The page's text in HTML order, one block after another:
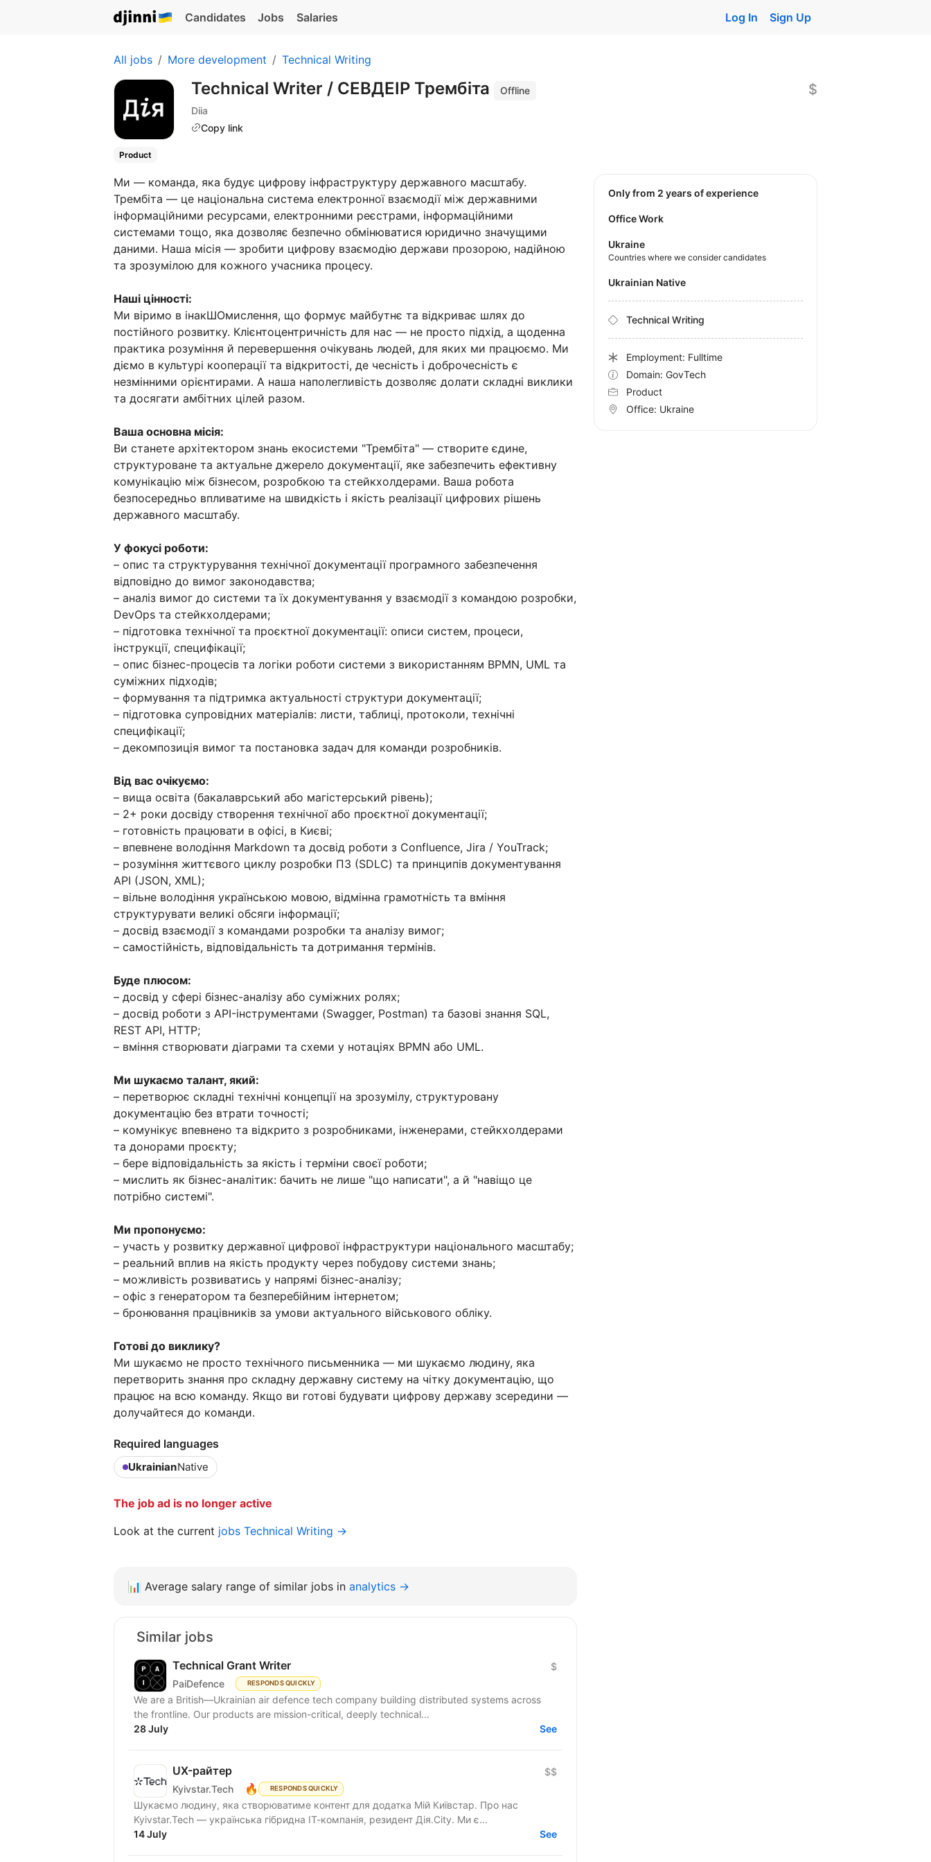
Candidates Jobs Salaries Log In Sign Up
All jobs More development Technical Writing
Technical Writer / СЕВДЕІР Трембіта
Offline
Diia
Copy link
$
Product
Ми — команда, яка будує цифрову інфраструктуру державного масштабу.
Трембіта — це національна система електронної взаємодії між державними
інформаційними ресурсами, електронними реєстрами, інформаційними
системами тощо, яка дозволяє безпечно обмінюватися юридично значущими
даними. Наша місія — зробити цифрову взаємодію держави прозорою, надійною
та зрозумілою для кожного учасника процесу.
Наші цінності:
Ми віримо в інакШОмислення, що формує майбутнє та відкриває шлях до
постійного розвитку. Клієнтоцентричність для нас — не просто підхід, а щоденна
практика розуміння й перевершення очікувань людей, для яких ми працюємо. Ми
діємо в культурі кооперації та відкритості, де чесність і доброчесність є
незмінними орієнтирами. А наша наполегливість дозволяє долати складні виклики
та досягати амбітних цілей разом.
Ваша основна місія:
Ви станете архітектором знань екосистеми "Трембіта" — створите єдине,
структуроване та актуальне джерело документації, яке забезпечить ефективну
комунікацію між бізнесом, розробкою та стейкхолдерами. Ваша робота
безпосередньо впливатиме на швидкість і якість реалізації цифрових рішень
державного масштабу.
У фокусі роботи:
– опис та структурування технічної документації програмного забезпечення
відповідно до вимог законодавства;
– аналіз вимог до системи та їх документування у взаємодії з командою розробки,
DevOps та стейкхолдерами;
– підготовка технічної та проєктної документації: описи систем, процеси,
інструкції, специфікації;
– опис бізнес-процесів та логіки роботи системи з використанням BPMN, UML та
суміжних підходів;
– формування та підтримка актуальності структури документації;
– підготовка супровідних матеріалів: листи, таблиці, протоколи, технічні
специфікації;
– декомпозиція вимог та постановка задач для команди розробників.
Від вас очікуємо:
– вища освіта (бакалаврський або магістерський рівень);
– 2+ роки досвіду створення технічної або проєктної документації;
– готовність працювати в офісі, в Києві;
– впевнене володіння Markdown та досвід роботи з Confluence, Jira / YouTrack;
– розуміння життєвого циклу розробки ПЗ (SDLC) та принципів документування
API (JSON, XML);
– вільне володіння українською мовою, відмінна грамотність та вміння
структурувати великі обсяги інформації;
– досвід взаємодії з командами розробки та аналізу вимог;
– самостійність, відповідальність та дотримання термінів.
Буде плюсом:
– досвід у сфері бізнес-аналізу або суміжних ролях;
– досвід роботи з API-інструментами (Swagger, Postman) та базові знання SQL,
REST API, HTTP;
– вміння створювати діаграми та схеми у нотаціях BPMN або UML.
Ми шукаємо талант, який:
– перетворює складні технічні концепції на зрозумілу, структуровану
документацію без втрати точності;
– комунікує впевнено та відкрито з розробниками, інженерами, стейкхолдерами
та донорами проєкту;
– бере відповідальність за якість і терміни своєї роботи;
– мислить як бізнес-аналітик: бачить не лише "що написати", а й "навіщо це
потрібно системі".
Ми пропонуємо:
– участь у розвитку державної цифрової інфраструктури національного масштабу;
– реальний вплив на якість продукту через побудову системи знань;
– можливість розвиватись у напрямі бізнес-аналізу;
– офіс з генератором та безперебійним інтернетом;
– бронювання працівників за умови актуального військового обліку.
Готові до виклику?
Ми шукаємо не просто технічного письменника — ми шукаємо людину, яка
перетворить знання про складну державну систему на чітку документацію, що
працює на всю команду. Якщо ви готові будувати цифрову державу зсередини —
долучайтеся до команди.
Required languages
UkrainianNative
The job ad is no longer active
Look at the current jobs Technical Writing →
Only from 2 years of experience
Office Work
Ukraine
Countries where we consider candidates
Ukrainian Native
Technical Writing
Employment: Fulltime
Domain: GovTech
Product
Office: Ukraine
📊 Average salary range of similar jobs in analytics →
Similar jobs
Technical Grant Writer
PaiDefence RESPONDS QUICKLY
$
We are a British—Ukrainian air defence tech company building distributed systems across
the frontline. Our products are mission-critical, deeply technical...
28 July
See
UX-райтер
Kyivstar.Tech 🔥 RESPONDS QUICKLY
$$
Шукаємо людину, яка створюватиме контент для додатка Мій Київстар. Про нас
Kyivstar.Tech — українська гібридна ІТ-компанія, резидент Дія.City. Ми є...
14 July
See